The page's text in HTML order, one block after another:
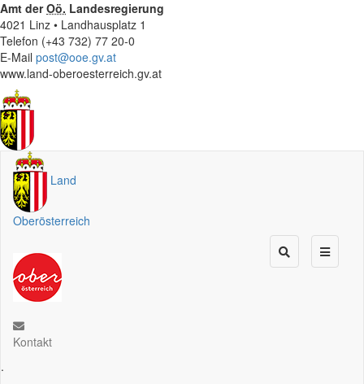
Amt derOö. Landesregierung
4021 Linz • Landhausplatz 1
Telefon (+43 732) 77 20-0
E-Mail post@ooe.gv.at
www.land-oberoesterreich.gv.at
Land
Oberösterreich
Kontakt
.